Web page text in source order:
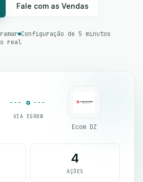
Fale com as Vendas
Configuração de 5 minutos
real
VIA EGROW
Ecom DZ
4
AÇÕES